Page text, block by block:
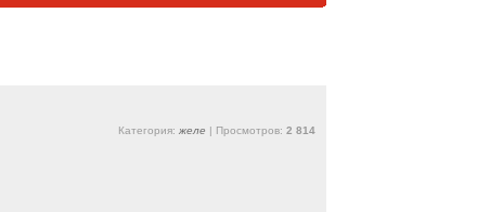
Категория: желе | Просмотров: 2 814